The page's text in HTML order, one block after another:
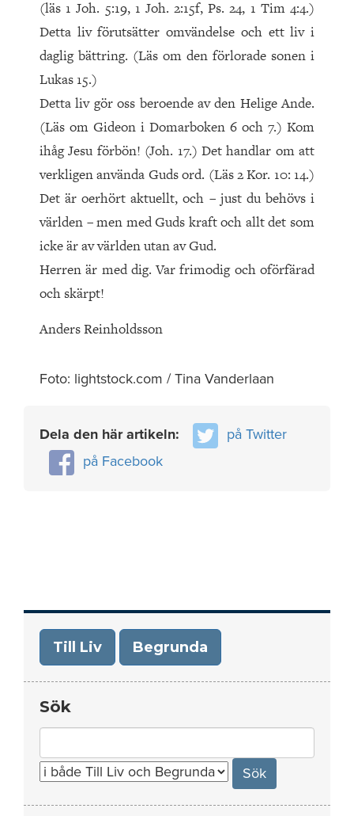
(läs 1 Joh. 5:19, 1 Joh. 2:15f, Ps. 24, 1 Tim 4:4.)
Detta liv förutsätter omvändelse och ett liv i
daglig bättring. (Läs om den förlorade sonen i
Lukas 15.)
Detta liv gör oss beroende av den Helige Ande.
(Läs om Gideon i Domarboken 6 och 7.) Kom
ihåg Jesu förbön! (Joh. 17.) Det handlar om att
verkligen använda Guds ord. (Läs 2 Kor. 10: 14.)
Det är oerhört aktuellt, och – just du behövs i
världen – men med Guds kraft och allt det som
icke är av världen utan av Gud.
Herren är med dig. Var frimodig och oförfärad
och skärpt!
Anders Reinholdsson
Foto: lightstock.com / Tina Vanderlaan
Dela den här artikeln:
på Twitter
på Facebook
Till Liv Begrunda
Sök
for: